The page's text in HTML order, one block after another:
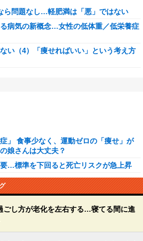
ら問題なし…軽肥満は「悪」ではない
病気の新概念…女性の低体重／低栄養症
い（4）「痩せればいい」という考え方
」 食事少なく、運動ゼロの「痩せ」が
娘さんは大丈夫？
…標準を下回ると死亡リスクが急上昇
ごし方が老化を左右する…寝てる間に進